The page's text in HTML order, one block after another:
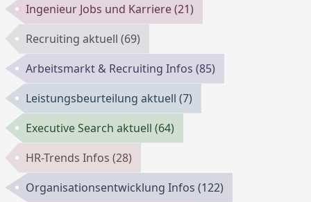
Ingenieur Jobs und Karriere(21)
Recruiting aktuell(69)
Arbeitsmarkt & Recruiting Infos(85)
Leistungsbeurteilung aktuell(7)
Executive Search aktuell(64)
HR-Trends Infos(28)
Organisationsentwicklung Infos(122)